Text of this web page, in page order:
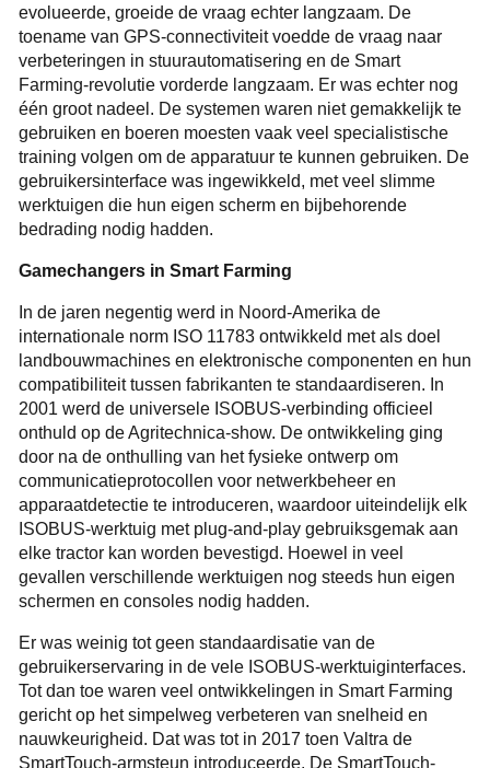
evolueerde, groeide de vraag echter langzaam. De
toename van GPS-connectiviteit voedde de vraag naar
verbeteringen in stuurautomatisering en de Smart
Farming-revolutie vorderde langzaam. Er was echter nog
één groot nadeel. De systemen waren niet gemakkelijk te
gebruiken en boeren moesten vaak veel specialistische
training volgen om de apparatuur te kunnen gebruiken. De
gebruikersinterface was ingewikkeld, met veel slimme
werktuigen die hun eigen scherm en bijbehorende
bedrading nodig hadden.
Gamechangers in Smart Farming
In de jaren negentig werd in Noord-Amerika de
internationale norm ISO 11783 ontwikkeld met als doel
landbouwmachines en elektronische componenten en hun
compatibiliteit tussen fabrikanten te standaardiseren. In
2001 werd de universele ISOBUS-verbinding officieel
onthuld op de Agritechnica-show. De ontwikkeling ging
door na de onthulling van het fysieke ontwerp om
communicatieprotocollen voor netwerkbeheer en
apparaatdetectie te introduceren, waardoor uiteindelijk elk
ISOBUS-werktuig met plug-and-play gebruiksgemak aan
elke tractor kan worden bevestigd. Hoewel in veel
gevallen verschillende werktuigen nog steeds hun eigen
schermen en consoles nodig hadden.
Er was weinig tot geen standaardisatie van de
gebruikerservaring in de vele ISOBUS-werktuiginterfaces.
Tot dan toe waren veel ontwikkelingen in Smart Farming
gericht op het simpelweg verbeteren van snelheid en
nauwkeurigheid. Dat was tot in 2017 toen Valtra de
SmartTouch-armsteun introduceerde. De SmartTouch-